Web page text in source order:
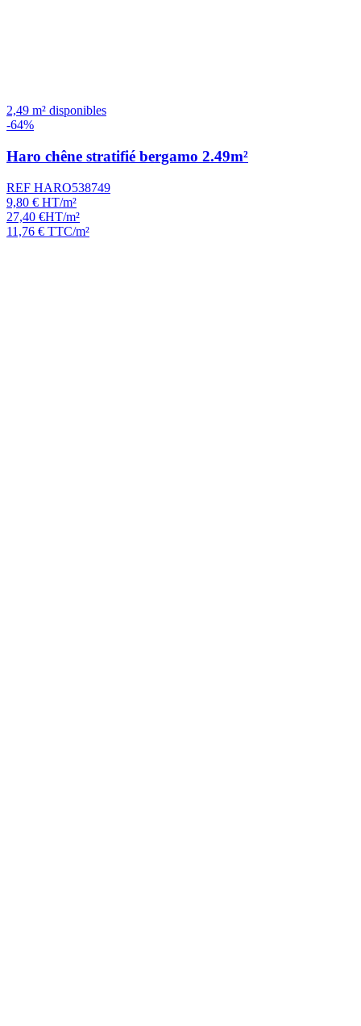
2,49 m² disponibles
-64%
Haro chêne stratifié bergamo 2.49m²
REF HARO538749
9,80 € HT/m²
27,40 €HT/m²
11,76 € TTC/m²